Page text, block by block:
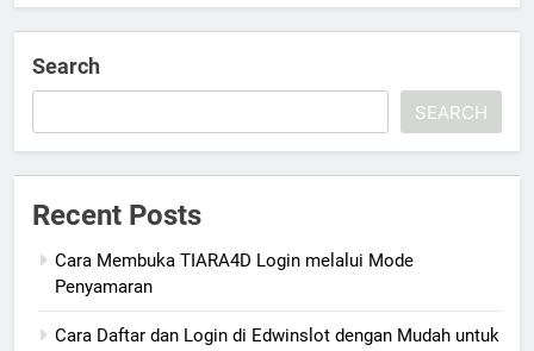
Search
SEARCH
Recent Posts
Cara Membuka TIARA4D Login melalui Mode
Penyamaran
Cara Daftar dan Login di Edwinslot dengan Mudah untuk